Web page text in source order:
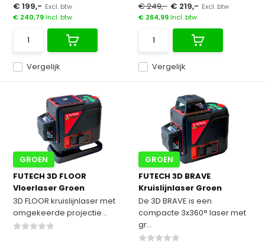
Vergelijk
€ 199,- Excl. btw
€ 240,79Incl. btw
Vergelijk
€ 249,- € 219,- Excl. btw
€ 264,99Incl. btw
GROEN
FUTECH 3D FLOOR
Vloerlaser Groen
3D FLOOR kruislijnlaser met
omgekeerde projectie...
GROEN
FUTECH 3D BRAVE
Kruislijnlaser Groen
De 3D BRAVE is een
compacte 3x360° laser met
gr...